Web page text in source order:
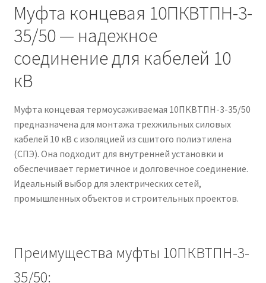
Муфта концевая 10ПКВТПН-3-
35/50 — надежное
соединение для кабелей 10
кВ
Муфта концевая термоусаживаемая 10ПКВТПН-3-35/50
предназначена для монтажа трехжильных силовых
кабелей 10 кВ с изоляцией из сшитого полиэтилена
(СПЭ). Она подходит для внутренней установки и
обеспечивает герметичное и долговечное соединение.
Идеальный выбор для электрических сетей,
промышленных объектов и строительных проектов.
Преимущества муфты 10ПКВТПН-3-
35/50: